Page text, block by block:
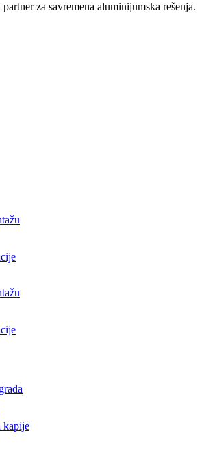
za savremena aluminijumska rešenja.
kapije